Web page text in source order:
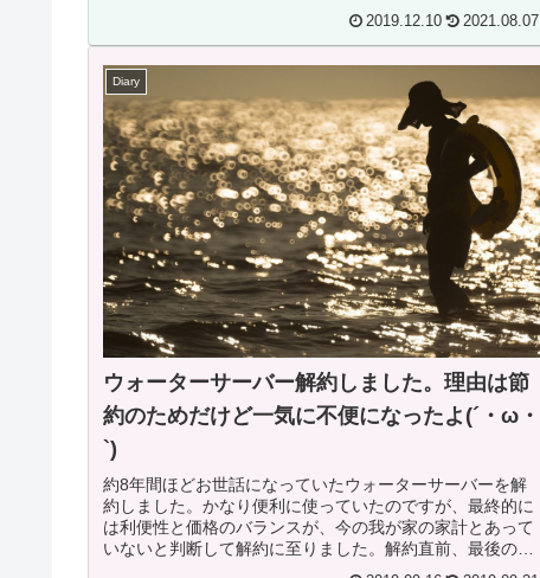
2019.12.10 2021.08.07
Diary
ウォーターサーバー解約しました。理由は節
約のためだけど一気に不便になったよ(´・ω・
`)
約8年間ほどお世話になっていたウォーターサーバーを解
約しました。かなり便利に使っていたのですが、最終的に
は利便性と価格のバランスが、今の我が家の家計とあって
いないと判断して解約に至りました。解約直前、最後の2